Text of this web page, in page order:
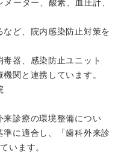
ーター、酸素、血圧計、
ど、院内感染防止対策を
器、感染防止ユニット
関と連携しています。
来診療の環境整備につい
に適合し、「歯科外来診
います。